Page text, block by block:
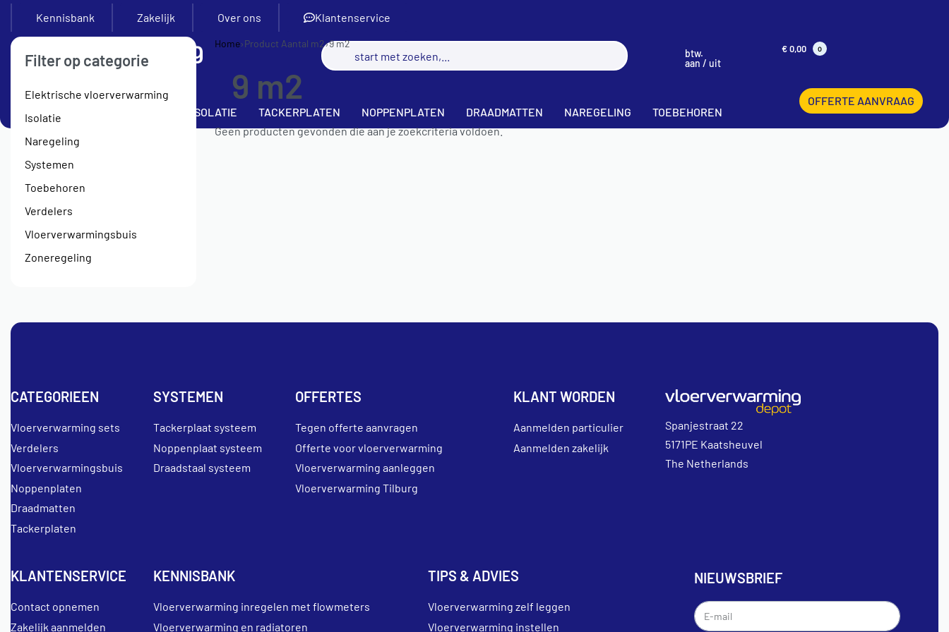
Kennisbank Zakelijk Over ons Klantenservice
btw.
aan / uit
€0,00 0
SETS ISOLATIE TACKERPLATEN NOPPENPLATEN DRAADMATTEN NAREGELING TOEBEHOREN
OFFERTE AANVRAAG
Filter op categorie
Elektrische vloerverwarming
Isolatie
Naregeling
Systemen
Toebehoren
Verdelers
Vloerverwarmingsbuis
Zoneregeling
Home›Product Aantal m2›9 m2
9 m2
Geen producten gevonden die aan je zoekcriteria voldoen.
CATEGORIEEN
Vloerverwarming sets
Verdelers
Vloerverwarmingsbuis
Noppenplaten
Draadmatten
Tackerplaten
SYSTEMEN
Tackerplaat systeem
Noppenplaat systeem
Draadstaal systeem
OFFERTES
Tegen offerte aanvragen
Offerte voor vloerverwarming
Vloerverwarming aanleggen
Vloerverwarming Tilburg
KLANT WORDEN
Aanmelden particulier
Aanmelden zakelijk
Spanjestraat 22
5171PE Kaatsheuvel
The Netherlands
KLANTENSERVICE
Contact opnemen
Zakelijk aanmelden
KENNISBANK
Vloerverwarming inregelen met flowmeters
Vloerverwarming en radiatoren
TIPS & ADVIES
Vloerverwarming zelf leggen
Vloerverwarming instellen
NIEUWSBRIEF